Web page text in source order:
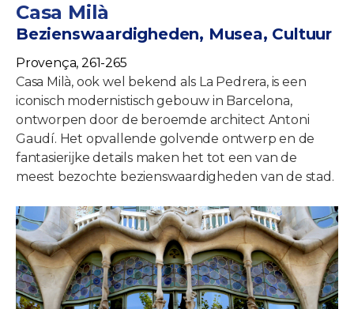
Casa Milà
Bezienswaardigheden, Musea, Cultuur
Provença, 261-265
Casa Milà, ook wel bekend als La Pedrera, is een
iconisch modernistisch gebouw in Barcelona,
ontworpen door de beroemde architect Antoni
Gaudí. Het opvallende golvende ontwerp en de
fantasierijke details maken het tot een van de
meest bezochte bezienswaardigheden van de stad.